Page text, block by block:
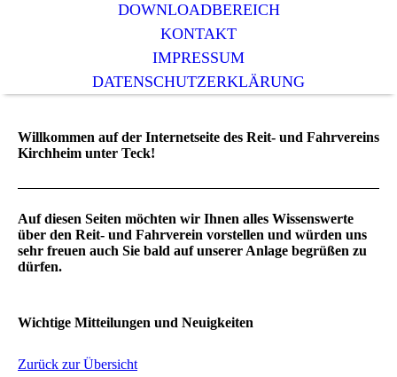
DOWNLOADBEREICH
KONTAKT
IMPRESSUM
DATENSCHUTZERKLÄRUNG
Willkommen auf der Internetseite des Reit- und Fahrvereins
Kirchheim unter Teck!
Auf diesen Seiten möchten wir Ihnen alles Wissenswerte
über den Reit- und Fahrverein vorstellen und würden uns
sehr freuen auch Sie bald auf unserer Anlage begrüßen zu
dürfen.
Wichtige Mitteilungen und Neuigkeiten
Zurück zur Übersicht